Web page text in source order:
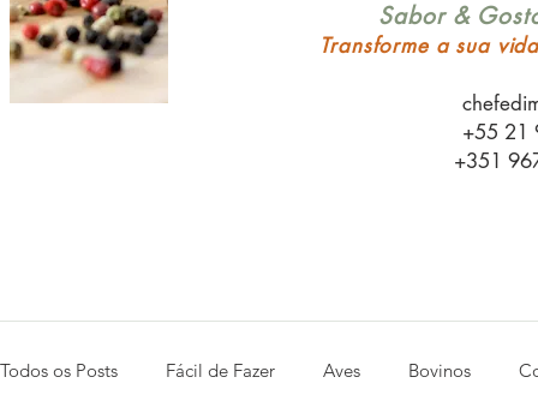
Sabor &
Transforme a sua
+55 21
+351
Todos os Posts Fácil de Fazer Aves Bovinos